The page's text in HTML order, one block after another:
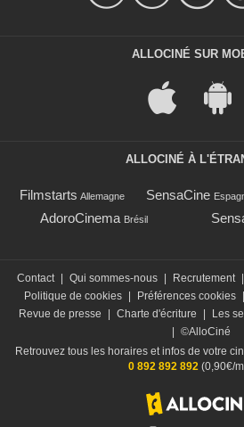
ALLOCINÉ SUR
ALLOCINÉ À
Filmstarts Allemagne SensaCine
AdoroCinema Brésil
Contact Qui sommes-nous Recrutement
Politique de cookies
Préférences cookies
Revue de presse
Charte d'écriture Les
©AlloCiné
Retrouvez tous les horaires et infos de votre
0 892 892 892(0,90€/